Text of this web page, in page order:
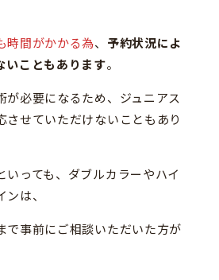
時間がかかる為、 予約状況によ
いこともあります。
が必要になるため、ジュニアス
させていただけないこともあり
いっても、ダブルカラーやハイ
は、
で事前にご相談いただいた方が